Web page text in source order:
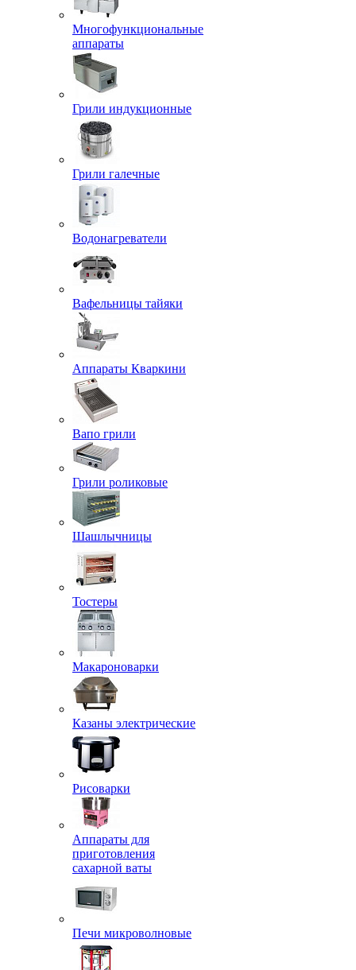
Многофункциональные
аппараты
Грили индукционные
Грили галечные
Водонагреватели
Вафельницы тайяки
Аппараты Кваркини
Вапо грили
Грили роликовые
Шашлычницы
Тостеры
Макароноварки
Казаны электрические
Рисоварки
Аппараты для
приготовления
сахарной ваты
Печи микроволновые